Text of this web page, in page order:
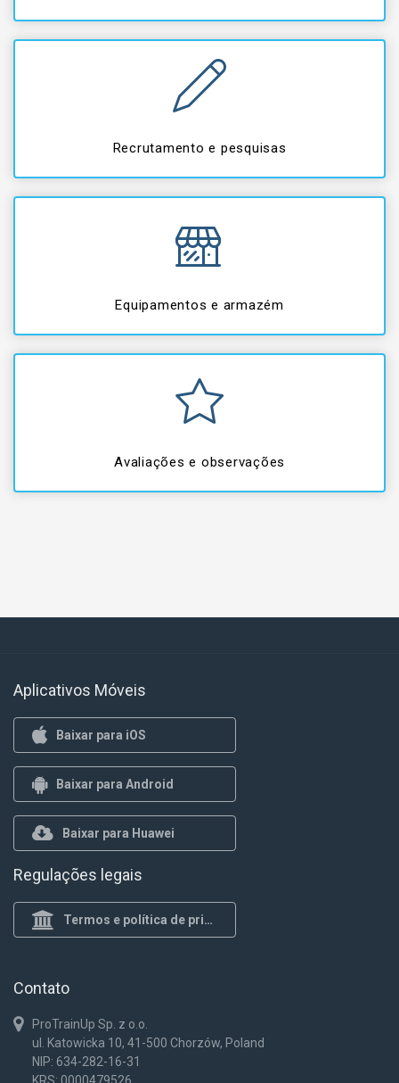
Recrutamento e pesquisas
Equipamentos e armazém
Avaliações e observações
Aplicativos Móveis
Baixar para iOS
Baixar para Android
Baixar para Huawei
Regulações legais
Termos e política de privacidade
Contato
ProTrainUp Sp. z o.o.
ul. Katowicka 10, 41-500 Chorzów, Poland
NIP: 634-282-16-31